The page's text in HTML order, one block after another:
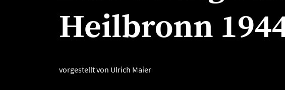
Heilbronn
vorgestellt von Ulrich Maier